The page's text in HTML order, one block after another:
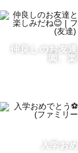
🌸haruについて
愛知県出身、
川・千葉・埼
ぜひ遊びなが
無理して笑わ
残します📸
仲良しのお友
園、
入学お